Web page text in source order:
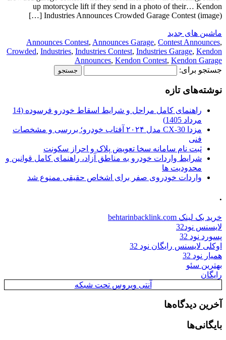
up motorcycle lift if they send in a photo of their… Kendon
Industries Announces Crowded Garage Contest (image) […]
ماشین های جدید
Announces Contest, Announces Garage, Contest Announces,
Crowded, Industries, Industries Contest, Industries Garage, Kendon
Announces, Kendon Contest, Kendon Garage
جستجو برای:
نوشته‌های تازه
راهنمای کامل مراحل و شرایط اسقاط خودرو فرسوده (14
مرداد 1405)
مزدا CX-30 مدل ۲۰۲۴ آفتاب خودرو؛ بررسی و مشخصات
فنی
ثبت نام سامانه سخا تعویض پلاک و احراز سکونت
شرایط واردات خودرو به مناطق آزاد، راهنمای کامل قوانین و
محدودیت ها
واردات خودروی صفر برای اشخاص حقیقی ممنوع شد
.
خرید بک لینک behtarinbacklink.com
لایسنس نود32
پسورد نود 32
اوکلی لایسنس رایگان نود 32
همیار نود 32
بهترین سئو
رایگان
آنتی ویروس تحت شبکه
آخرین دیدگاه‌ها
بایگانی‌ها